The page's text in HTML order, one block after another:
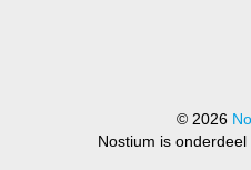
© 2026
Nostium is